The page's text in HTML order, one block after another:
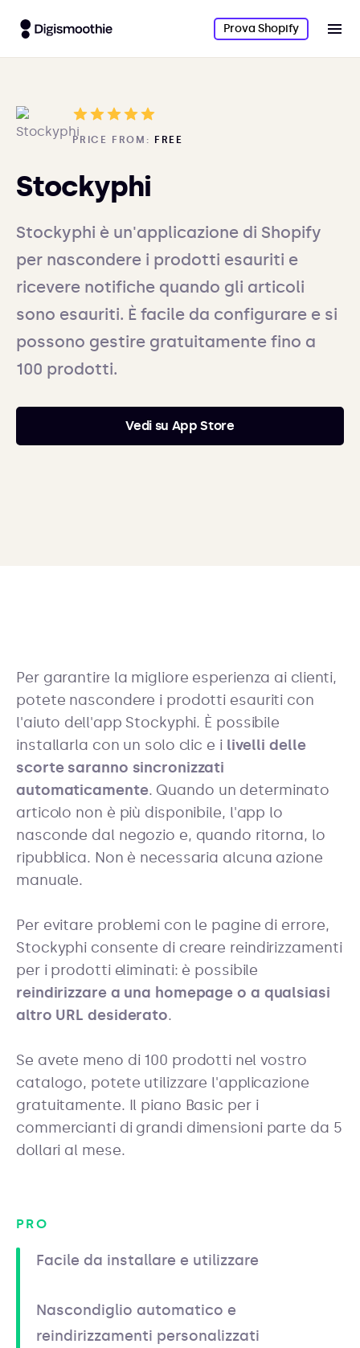
Prova Shopify
PRICE FROM: FREE
Stockyphi
Stockyphi è un'applicazione di Shopify
per nascondere i prodotti esauriti e
ricevere notifiche quando gli articoli
sono esauriti. È facile da configurare e si
possono gestire gratuitamente fino a
100 prodotti.
Vedi su App Store
Per garantire la migliore esperienza ai clienti,
potete nascondere i prodotti esauriti con
l'aiuto dell'app Stockyphi. È possibile
installarla con un solo clic e i livelli delle
scorte saranno sincronizzati
automaticamente. Quando un determinato
articolo non è più disponibile, l'app lo
nasconde dal negozio e, quando ritorna, lo
ripubblica. Non è necessaria alcuna azione
manuale.
Per evitare problemi con le pagine di errore,
Stockyphi consente di creare reindirizzamenti
per i prodotti eliminati: è possibile
reindirizzare a una homepage o a qualsiasi
altro URL desiderato.
Se avete meno di 100 prodotti nel vostro
catalogo, potete utilizzare l'applicazione
gratuitamente. Il piano Basic per i
commercianti di grandi dimensioni parte da 5
dollari al mese.
PRO
Facile da installare e utilizzare
Nascondiglio automatico e
reindirizzamenti personalizzati